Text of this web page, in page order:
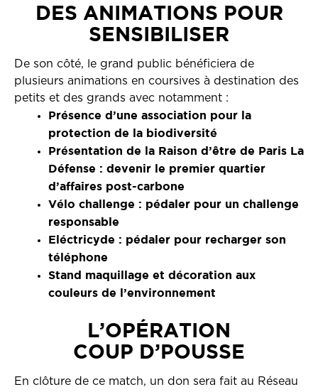
DES ANIMATIONS POUR
SENSIBILISER
De son côté, le grand public bénéficiera de
plusieurs animations en coursives à destination des
petits et des grands avec notamment :
Présence d’une association pour la
protection de la biodiversité
Présentation de la Raison d’être de Paris La
Défense : devenir le premier quartier
d’affaires post-carbone
Vélo challenge : pédaler pour un challenge
responsable
Eléctricyde : pédaler pour recharger son
téléphone
Stand maquillage et décoration aux
couleurs de l’environnement
L’OPÉRATION
COUP D’POUSSE
En clôture de ce match, un don sera fait au Réseau